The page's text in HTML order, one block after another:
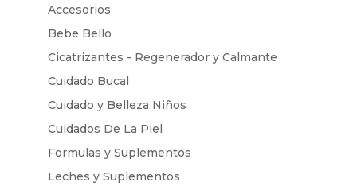
Accesorios
Bebe Bello
Cicatrizantes - Regenerador y Calmante
Cuidado Bucal
Cuidado y Belleza Niños
Cuidados De La Piel
Formulas y Suplementos
Leches y Suplementos